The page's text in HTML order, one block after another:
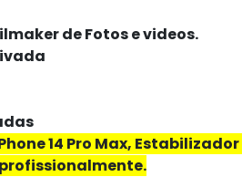
de Fotos e videos.
14 Pro Max, Estabilizador